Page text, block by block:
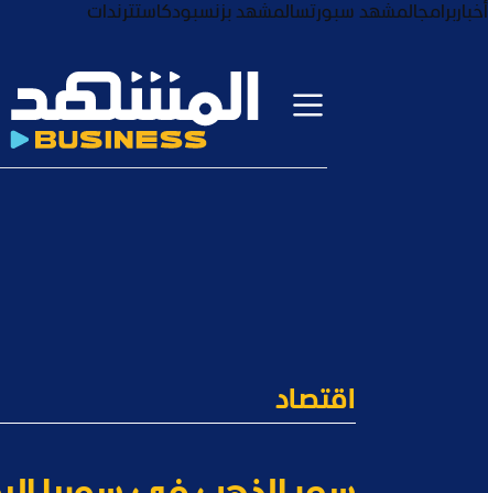
أخباربرامجالمشهد سبورتسالمشهد بزنسبودكاستترندات
اقتصاد